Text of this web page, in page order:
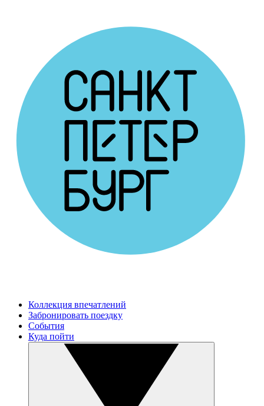
Коллекция впечатлений
Забронировать поездку
События
Куда пойти